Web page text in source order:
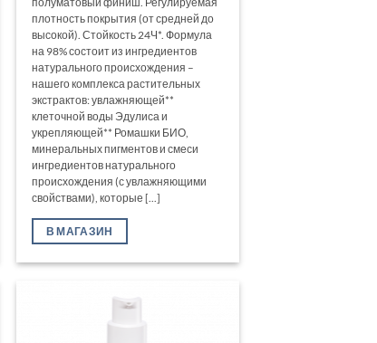
полуматовый финиш. Регулируемая
плотность покрытия (от средней до
высокой). Стойкость 24Ч*. Формула
на 98% состоит из ингредиентов
натурального происхождения –
нашего комплекса растительных
экстрактов: увлажняющей**
клеточной воды Эдулиса и
укрепляющей** Ромашки БИО,
минеральных пигментов и смеси
ингредиентов натурального
происхождения (с увлажняющими
свойствами), которые [...]
В МАГАЗИН